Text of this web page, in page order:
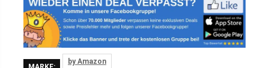
by Amazon